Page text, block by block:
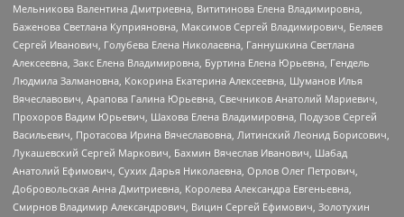
Мельникова Валентина Дмитриевна, Вититинова Елена Владимировна,
Баженова Светлана Куприяновна, Максимов Сергей Владимирович, Беляев
Сергей Иванович, Голубева Елена Николаевна, Ганнушкина Светлана
Алексеевна, Закс Елена Владимировна, Буртина Елена Юрьевна, Гендель
Людмила Залмановна, Кокорина Екатерина Алексеевна, Шуманов Илья
Вячеславович, Арапова Галина Юрьевна, Свечников Анатолий Мариевич,
Прохоров Вадим Юрьевич, Шахова Елена Владимировна, Подузов Сергей
Васильевич, Протасова Ирина Вячеславовна, Литинский Леонид Борисович,
Лукашевский Сергей Маркович, Бахмин Вячеслав Иванович, Шабад
Анатолий Ефимович, Сухих Дарья Николаевна, Орлов Олег Петрович,
Добровольская Анна Дмитриевна, Королева Александра Евгеньевна,
Смирнов Владимир Александрович, Вицин Сергей Ефимович, Золотухин